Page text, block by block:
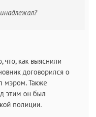
что, как выяснили
договорился о
мэром. Также
этим он был
полиции.